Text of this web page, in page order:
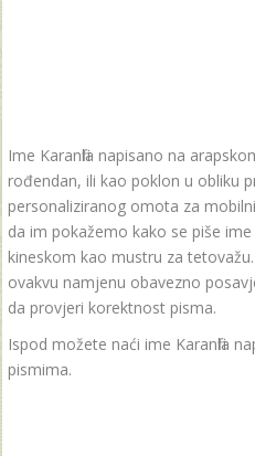
Ime Karanfila napisano na
rođendan, ili kao poklon u obliku
personaliziranog omota za
da im pokažemo kako se piše
kineskom kao mustru za
ovakvu namjenu obavezno
da provjeri korektnost pisma.
Ispod možete naći ime Karanfila
pismima.